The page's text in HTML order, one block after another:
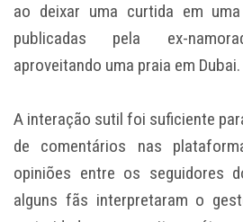
ao deixar uma curtida em
publicadas pela ex-
aproveitando uma praia em Dubai.
A interação sutil foi suficiente
de comentários nas
opiniões entre os seguidores
alguns fãs interpretaram o